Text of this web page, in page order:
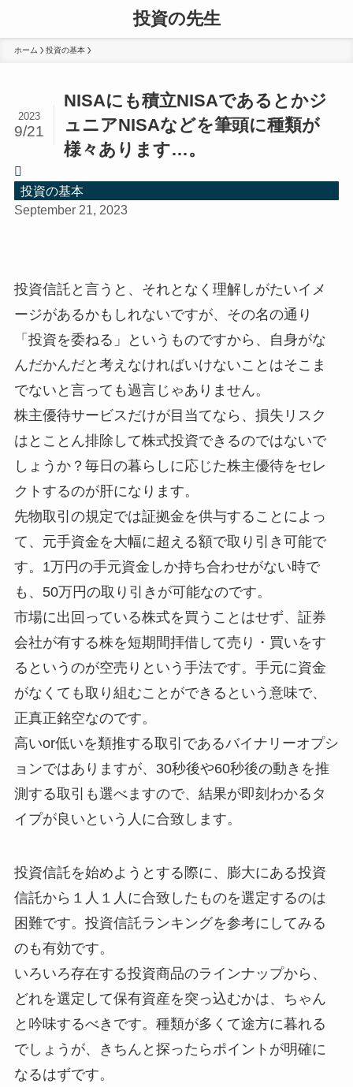
投資の先生
ホーム 投資の基本
NISAにも積立NISAであるとかジ
ュニアNISAなどを筆頭に種類が
様々あります…。
2023
9/21
投資の基本
September 21, 2023
投資信託と言うと、それとなく理解しがたいイメ
ージがあるかもしれないですが、その名の通り
「投資を委ねる」というものですから、自身がな
んだかんだと考えなければいけないことはそこま
でないと言っても過言じゃありません。
株主優待サービスだけが目当てなら、損失リスク
はとことん排除して株式投資できるのではないで
しょうか？毎日の暮らしに応じた株主優待をセレ
クトするのが肝になります。
先物取引の規定では証拠金を供与することによっ
て、元手資金を大幅に超える額で取り引き可能で
す。1万円の手元資金しか持ち合わせがない時で
も、50万円の取り引きが可能なのです。
市場に出回っている株式を買うことはせず、証券
会社が有する株を短期間拝借して売り・買いをす
るというのが空売りという手法です。手元に資金
がなくても取り組むことができるという意味で、
正真正銘空なのです。
高いor低いを類推する取引であるバイナリーオプシ
ョンではありますが、30秒後や60秒後の動きを推
測する取引も選べますので、結果が即刻わかるタ
イプが良いという人に合致します。
投資信託を始めようとする際に、膨大にある投資
信託から１人１人に合致したものを選定するのは
困難です。投資信託ランキングを参考にしてみる
のも有効です。
いろいろ存在する投資商品のラインナップから、
どれを選定して保有資産を突っ込むかは、ちゃん
と吟味するべきです。種類が多くて途方に暮れる
でしょうが、きちんと探ったらポイントが明確に
なるはずです。